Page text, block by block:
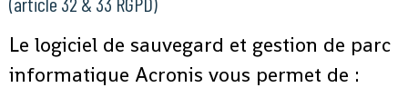
Le logiciel de sauvegard et gestion de parc
informatique Acronis vous permet de :